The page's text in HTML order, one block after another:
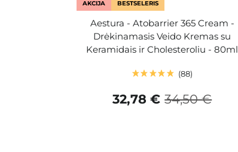
AKCIJA BESTSELERIS
Aestura - Atobarrier 365 Cream -
Drėkinamasis Veido Kremas su
Keramidais ir Cholesteroliu - 80ml
88
34,50 €
32,78 €